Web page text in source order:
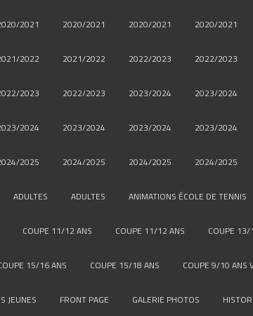
2021 2020/2021 2020/2021 2020/2021
2022 2021/2022 2022/2023 2022/2023
2023 2022/2023 2023/2024 2023/2024
2024 2023/2024 2023/2024 2023/2024
2025 2024/2025 2024/2025 2024/2025
ADULTES ADULTES ANIMATIONS ÉCOLE DE TENNIS
COUPE 11/12 ANS COUPE 11/12 ANS COUPE 13/
15/16 ANS COUPE 15/18 ANS COUPE 9/10 ANS
JEUNES FRONT PAGE GALERIE PHOTOS